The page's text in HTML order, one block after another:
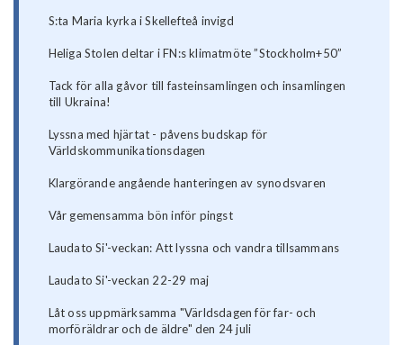
S:ta Maria kyrka i Skellefteå invigd
Heliga Stolen deltar i FN:s klimatmöte ”Stockholm+50”
Tack för alla gåvor till fasteinsamlingen och insamlingen
till Ukraina!
Lyssna med hjärtat - påvens budskap för
Världskommunikationsdagen
Klargörande angående hanteringen av synodsvaren
Vår gemensamma bön inför pingst
Laudato Si'-veckan: Att lyssna och vandra tillsammans
Laudato Si'-veckan 22-29 maj
Låt oss uppmärksamma "Världsdagen för far- och
morföräldrar och de äldre" den 24 juli